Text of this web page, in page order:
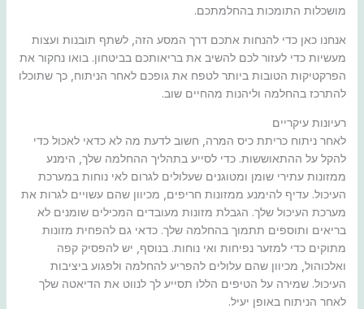
מושכלות התומכות בהחלמתכם.
אנחנו כאן כדי להנחות אתכם דרך המסע הזה, לשתף תובנות ועצות
מעשיות כדי לעזור לכם להשיב את בריאותכם בביטחון. בואו נחקור את
הפרקטיקות הטובות ביותר לטפח את גופכם לאחר הניתוח, כך שתוכלו
להתרכז בהחלמה וליהנות מהחיים שוב.
רעיונות עיקריים
לאחר ניתוח כריתת כיס המרה, חשוב לדעת מה לא כדאי לאכול כדי
להקל על ההתאוששות. כדי לסייע בתהליך ההחלמה שלך, הימנע
ממזונות עתירי שומן ומטוגנים שעלולים לגרום לאי נוחות במערכת
העיכול. עדיף להימנע ממזונות חריפים, מכיוון שהם עשויים לגרות את
מערכת העיכול שלך. הגבלת מזונות מעובדים המכילים שומנים לא
בריאים ותוספים תתמוך בהחלמה שלך. כדאי גם להפחית מזונות
מתוקים כדי למזער נפיחות ואי נוחות. בנוסף, יש להפסיק קפה
ואלכוהול, מכיוון שהם עלולים להפריע להחלמה ולפגוע ביציבות
העיכול. שמירה על הטיפים הללו תסייע לך לנווט את הדיאטה שלך
לאחר הניתוח באופן יעיל.